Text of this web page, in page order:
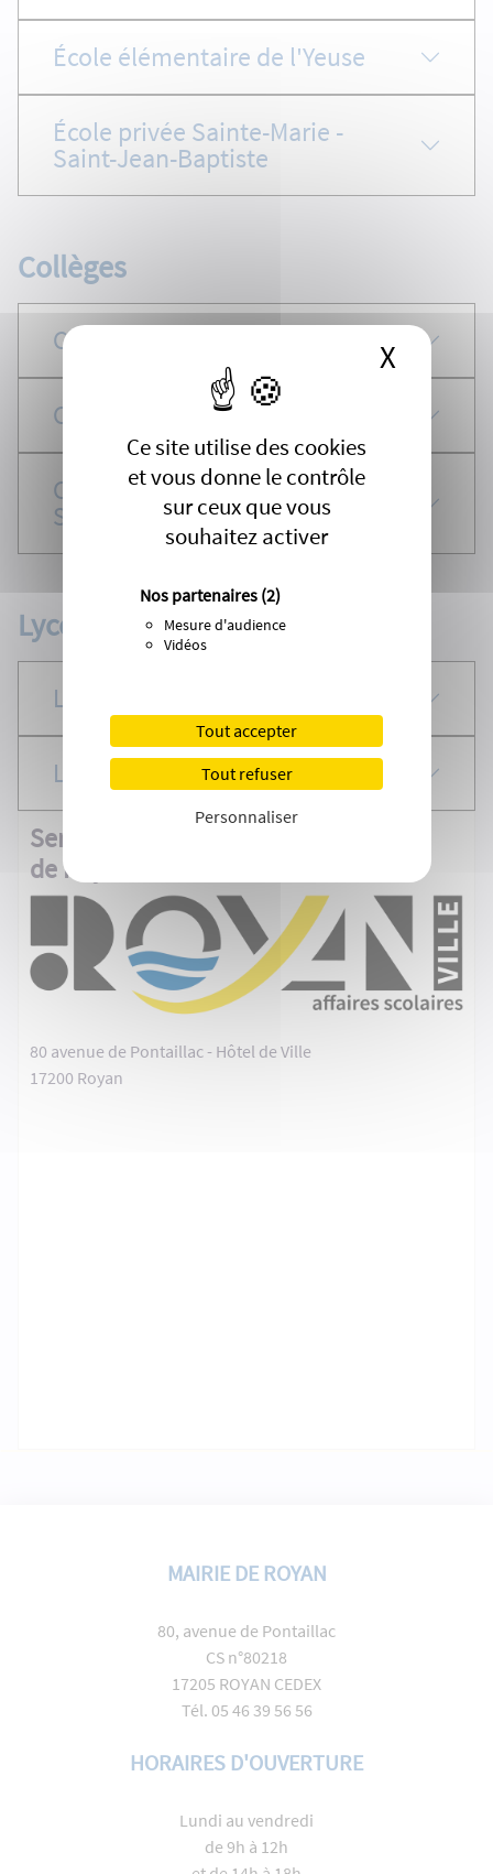
Ce site utilise des cookies
et vous donne le contrôle
sur ceux que vous
souhaitez activer
Nos partenaires (2)
Mesure d'audience
Vidéos
Tout accepter
Tout refuser
Personnaliser
X
École élémentaire de l'Yeuse
École privée Sainte-Marie -
Saint-Jean-Baptiste
Collèges
Collège Émile Zola
Collège Henry Dunant
Collège privée Sainte-Marie -
Saint-Jean-Baptiste
Lycées
Lycée Cordouan
Lycée de l'Atlantique
Service des Affaires Scolaires - Mairie
de Royan
80 avenue de Pontaillac - Hôtel de Ville
17200 Royan
MAIRIE DE ROYAN
80, avenue de Pontaillac
CS n°80218
17205 ROYAN CEDEX
Tél. 05 46 39 56 56
HORAIRES D'OUVERTURE
Lundi au vendredi
de 9h à 12h